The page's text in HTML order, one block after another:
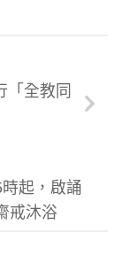
「全教同
起，啟誦
戒沐浴